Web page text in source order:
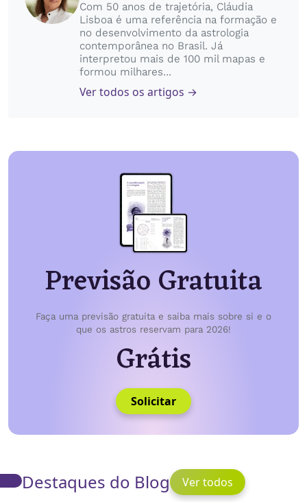
Com 50 anos de trajetória, Cláudia
Lisboa é uma referência na formação e
no desenvolvimento da astrologia
contemporânea no Brasil. Já
interpretou mais de 100 mil mapas e
formou milhares...
Ver todos os artigos →
Previsão Gratuita
Faça uma previsão gratuita e saiba mais sobre si e o
que os astros reservam para 2026!
Grátis
Solicitar
Destaques do Blog Ver todos